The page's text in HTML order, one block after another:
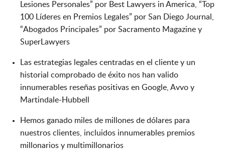
Lesiones Personales” por Best Lawyers in America, “Top
100 Líderes en Premios Legales” por San Diego Journal,
“Abogados Principales” por Sacramento Magazine y
SuperLawyers
Las estrategias legales centradas en el cliente y un
historial comprobado de éxito nos han valido
innumerables reseñas positivas en Google, Avvo y
Martindale-Hubbell
Hemos ganado miles de millones de dólares para
nuestros clientes, incluidos innumerables premios
millonarios y multimillonarios